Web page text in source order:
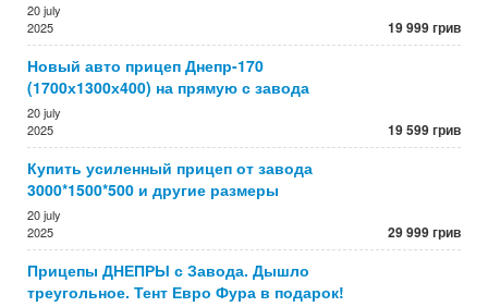
20 july
2025
19 999 грив
Новый авто прицеп Днепр-170
(1700х1300х400) на прямую с завода
20 july
2025
19 599 грив
Купить усиленный прицеп от завода
3000*1500*500 и другие размеры
20 july
2025
29 999 грив
Прицепы ДНЕПРЫ с Завода. Дышло
треугольное. Тент Евро Фура в подарок!